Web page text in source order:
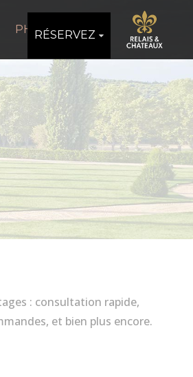
PHOTOS
RÉSERVEZ
: consultation rapide,
et bien plus encore.